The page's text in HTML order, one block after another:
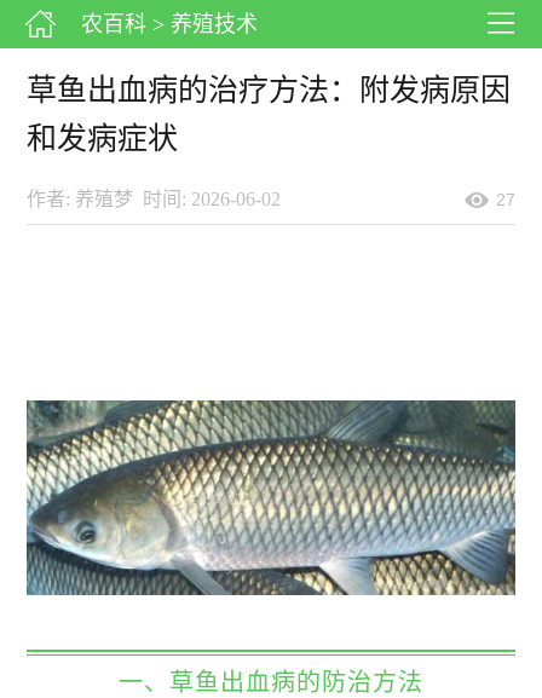
农百科 > 养殖技术
草鱼出血病的治疗方法：附发病原因
和发病症状
作者: 养殖梦 时间: 2026-06-02 27
一、草鱼出血病的防治方法